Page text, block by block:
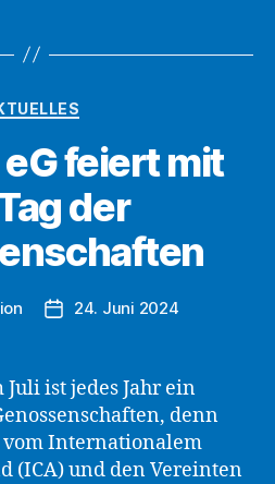
für
Sparzulage
hin“
Kategorien
eG feiert mit
der
Beitragsdatum
24. Juni 2024
Juli ist jedes Jahr ein
denn
vom Internationalem
(ICA) und den Vereinten